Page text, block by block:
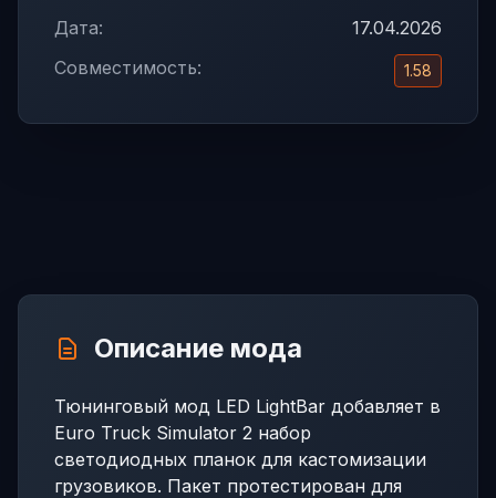
Дата:
17.04.2026
Совместимость:
1.58
Описание мода
Тюнинговый мод LED LightBar добавляет в
Euro Truck Simulator 2 набор
светодиодных планок для кастомизации
грузовиков. Пакет протестирован для